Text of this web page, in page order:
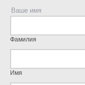
Ваше имя
Фамилия
Имя